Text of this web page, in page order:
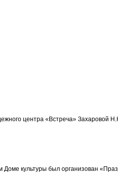
центра «Встреча» Захаровой
культуры был организован